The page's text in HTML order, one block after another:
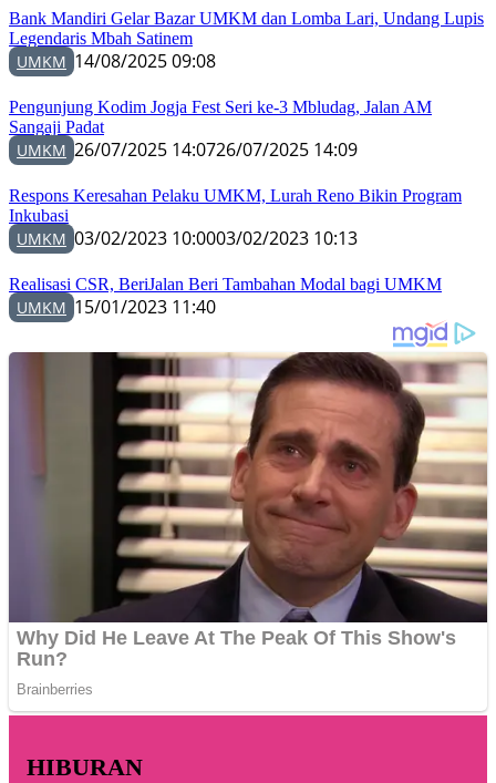
Bank Mandiri Gelar Bazar UMKM dan Lomba Lari, Undang Lupis
Legendaris Mbah Satinem
UMKM 14/08/2025 09:08
Pengunjung Kodim Jogja Fest Seri ke-3 Mbludag, Jalan AM
Sangaji Padat
UMKM 26/07/2025 14:0726/07/2025 14:09
Respons Keresahan Pelaku UMKM, Lurah Reno Bikin Program
Inkubasi
UMKM 03/02/2023 10:0003/02/2023 10:13
Realisasi CSR, BeriJalan Beri Tambahan Modal bagi UMKM
UMKM 15/01/2023 11:40
HIBURAN